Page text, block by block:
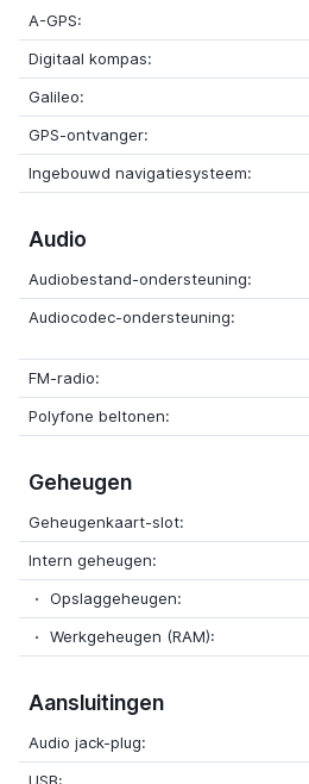
A-GPS:
Digitaal kompas:
Galileo:
GPS-ontvanger:
Ingebouwd navigatiesysteem:
Audio
Audiobestand-ondersteuning:
Audiocodec-ondersteuning:
FM-radio:
Polyfone beltonen:
Geheugen
Geheugenkaart-slot:
Intern geheugen:
Opslaggeheugen:
Werkgeheugen (RAM):
Aansluitingen
Audio jack-plug: